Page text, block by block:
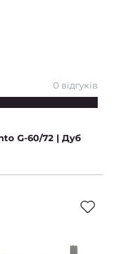
0 відгуків
G-60/72 | Дуб